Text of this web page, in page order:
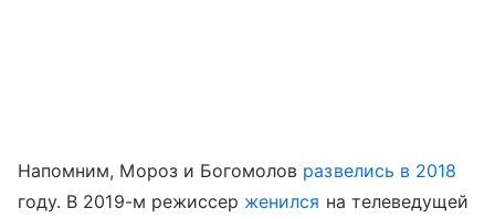
Напомним, Мороз и Богомолов развелись в 2018
году. В 2019-м режиссер женился на телеведущей